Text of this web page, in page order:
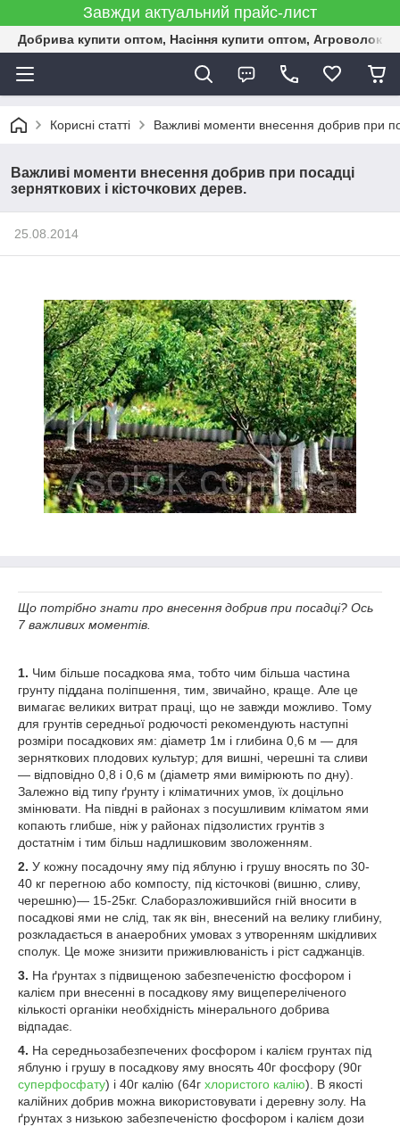
Завжди актуальний прайс-лист
Добрива купити оптом, Насіння купити оптом,
Корисні статті Важливі моменти внесення добрив при
Важливі моменти внесення добрив при посадці
зерняткових і кісточкових дерев.
25.08.2014
Що потрібно знати про внесення добрив при посадці? Ось
7 важливих моментів.
1. Чим більше посадкова яма, тобто чим більша частина
грунту піддана поліпшення, тим, звичайно, краще. Але це
вимагає великих витрат праці, що не завжди можливо. Тому
для грунтів середньої родючості рекомендують наступні
розміри посадкових ям: діаметр 1м і глибина 0,6 м — для
зерняткових плодових культур; для вишні, черешні та сливи
— відповідно 0,8 і 0,6 м (діаметр ями вимірюють по дну).
Залежно від типу ґрунту і кліматичних умов, їх доцільно
змінювати. На півдні в районах з посушливим кліматом ями
копають глибше, ніж у районах підзолистих грунтів з
достатнім і тим більш надлишковим зволоженням.
2. У кожну посадочну яму під яблуню і грушу вносять по 30-
40 кг перегною або компосту, під кісточкові (вишню, сливу,
черешню)— 15-25кг. Слаборазложившийся гній вносити в
посадкові ями не слід, так як він, внесений на велику глибину,
розкладається в анаеробних умовах з утворенням шкідливих
сполук. Це може знизити приживлюваність і ріст саджанців.
3. На ґрунтах з підвищеною забезпеченістю фосфором і
калієм при внесенні в посадкову яму вищепереліченого
кількості органіки необхідність мінерального добрива
відпадає.
4. На середньозабезпечених фосфором і калієм грунтах під
яблуню і грушу в посадкову яму вносять 40г фосфору (90г
суперфосфату) і 40г калію (64г хлористого калію). В якості
калійних добрив можна використовувати і деревну золу. На
ґрунтах з низькою забезпеченістю фосфором і калієм дози